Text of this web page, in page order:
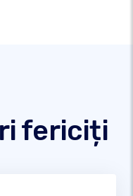
fericiți